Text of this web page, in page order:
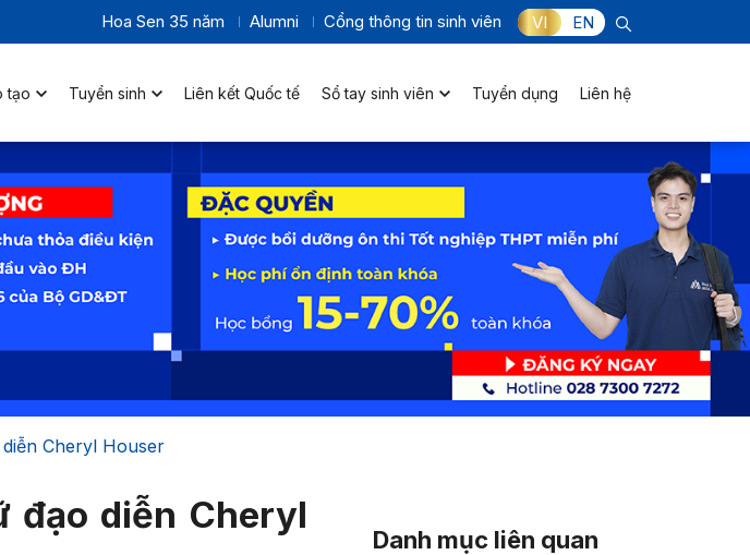
Hoa Sen 35 năm Alumni Cổng thông tin sinh viên VI EN
tạo Tuyển sinh Liên kết Quốc tế Sổ tay sinh viên Tuyển dụng Liên hệ
Cheryl Houser
đạo diễn Cheryl
Danh mục liên quan